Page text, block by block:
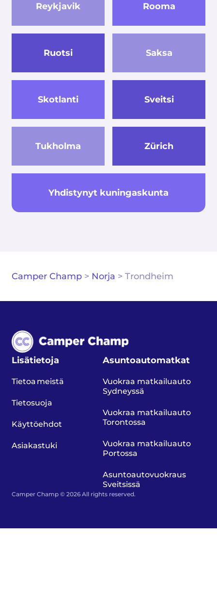
Reykjavik Rooma
Ruotsi Saksa
Skotlanti Sveitsi
Tukholma
Yhdistynyt kuningaskunta
Zürich
Camper Champ > Norja > Trondheim
Lisätietoja
Tietoa meistä
Tietosuoja
Käyttöehdot
Asiakastuki
Asuntoautomatkat
Vuokraa matkailuauto
Sydneyssä
Vuokraa matkailuauto
Torontossa
Vuokraa matkailuauto
Portossa
Asuntoautovuokraus
Sveitsissä
Camper Champ © 2026 All rights reserved.